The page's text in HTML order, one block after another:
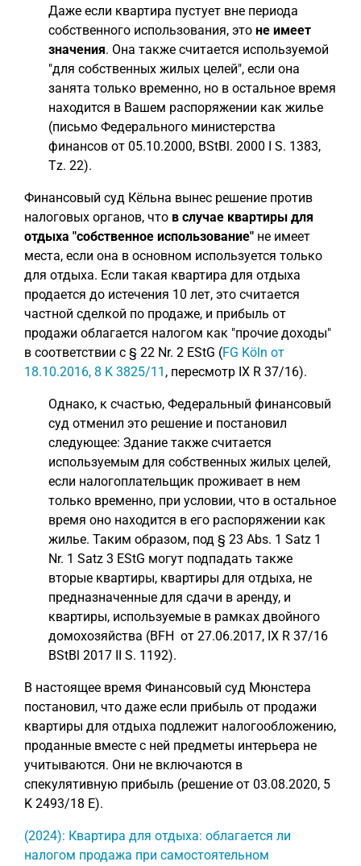
Даже если квартира пустует вне периода
собственного использования, это не имеет
значения. Она также считается используемой
"для собственных жилых целей", если она
занята только временно, но в остальное время
находится в Вашем распоряжении как жилье
(письмо Федерального министерства
финансов от 05.10.2000, BStBl. 2000 I S. 1383,
Tz. 22).
Финансовый суд Кёльна вынес решение против
налоговых органов, что в случае квартиры для
отдыха "собственное использование" не имеет
места, если она в основном используется только
для отдыха. Если такая квартира для отдыха
продается до истечения 10 лет, это считается
частной сделкой по продаже, и прибыль от
продажи облагается налогом как "прочие доходы"
в соответствии с § 22 Nr. 2 EStG (FG Köln от
18.10.2016, 8 K 3825/11 , пересмотр IX R 37/16).
Однако, к счастью, Федеральный финансовый
суд отменил это решение и постановил
следующее: Здание также считается
используемым для собственных жилых целей,
если налогоплательщик проживает в нем
только временно, при условии, что в остальное
время оно находится в его распоряжении как
жилье. Таким образом, под § 23 Abs. 1 Satz 1
Nr. 1 Satz 3 EStG могут подпадать также
вторые квартиры, квартиры для отдыха, не
предназначенные для сдачи в аренду, и
квартиры, используемые в рамках двойного
домохозяйства (BFH от 27.06.2017, IX R 37/16
BStBl 2017 II S. 1192).
В настоящее время Финансовый суд Мюнстера
постановил, что даже если прибыль от продажи
квартиры для отдыха подлежит налогообложению,
проданные вместе с ней предметы интерьера не
учитываются. Они не включаются в
спекулятивную прибыль (решение от 03.08.2020, 5
K 2493/18 E).
(2024): Квартира для отдыха: облагается ли
налогом продажа при самостоятельном